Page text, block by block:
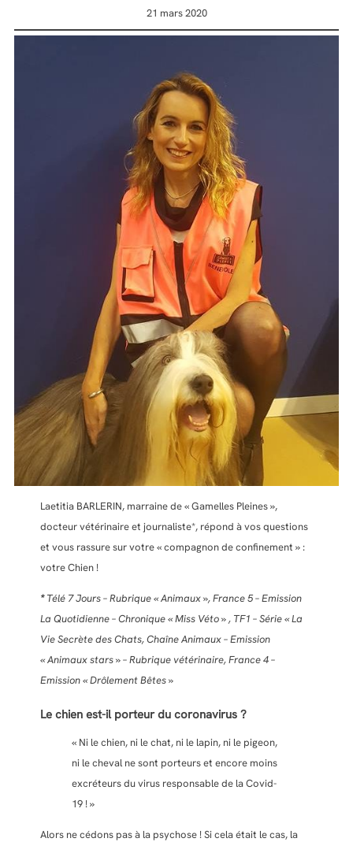
21 mars 2020
Laetitia BARLERIN, marraine de « Gamelles Pleines »,
docteur vétérinaire et journaliste*, répond à vos questions
et vous rassure sur votre « compagnon de confinement » :
votre Chien !
*Télé 7 Jours – Rubrique « Animaux », France 5 – Emission
La Quotidienne – Chronique « Miss Véto » , TF1 – Série « La
Vie Secrète des Chats, Chaîne Animaux – Emission
« Animaux stars » – Rubrique vétérinaire, France 4 –
Emission « Drôlement Bêtes »
Le chien est-il porteur du coronavirus ?
« Ni le chien, ni le chat, ni le lapin, ni le pigeon,
ni le cheval ne sont porteurs et encore moins
excréteurs du virus responsable de la Covid-
19 ! »
Alors ne cédons pas à la psychose ! Si cela était le cas, la